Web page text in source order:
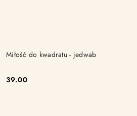
Miłość do kwadratu - jedwab
Cena:
39.00